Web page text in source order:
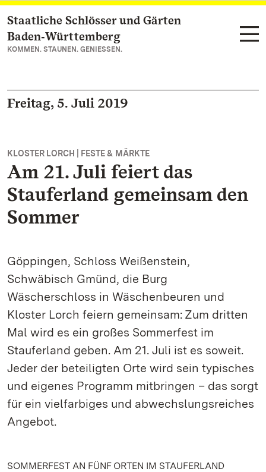
Zum Hauptinhalt springen
Staatliche Schlösser und Gärten
Baden‑Württemberg
KOMMEN. STAUNEN. GENIESSEN.
Freitag, 5. Juli 2019
KLOSTER LORCH | FESTE & MÄRKTE
Am 21. Juli feiert das
Stauferland gemeinsam den
Sommer
Göppingen, Schloss Weißenstein,
Schwäbisch Gmünd, die Burg
Wäscherschloss in Wäschenbeuren und
Kloster Lorch feiern gemeinsam: Zum dritten
Mal wird es ein großes Sommerfest im
Stauferland geben. Am 21. Juli ist es soweit.
Jeder der beteiligten Orte wird sein typisches
und eigenes Programm mitbringen – das sorgt
für ein vielfarbiges und abwechslungsreiches
Angebot.
SOMMERFEST AN FÜNF ORTEN IM STAUFERLAND